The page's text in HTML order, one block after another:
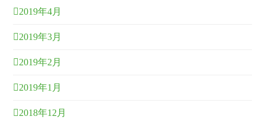
2019年4月
2019年3月
2019年2月
2019年1月
2018年12月